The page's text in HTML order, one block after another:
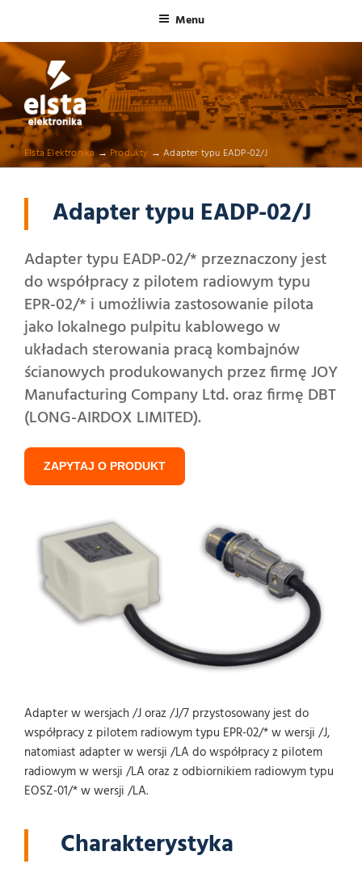
ELSTA ELEKTRONIKA
Profesjonalna elektronika przemysłowa
Menu
Elsta Elektronika→Produkty →Adapter typu EADP-02/J
Adapter typu EADP-02/J
Adapter typu EADP-02/* przeznaczony jest
do współpracy z pilotem radiowym typu
EPR-02/* i umożliwia zastosowanie pilota
jako lokalnego pulpitu kablowego w
układach sterowania pracą kombajnów
ścianowych produkowanych przez firmę JOY
Manufacturing Company Ltd. oraz firmę DBT
(LONG-AIRDOX LIMITED).
ZAPYTAJ O PRODUKT
Adapter w wersjach /J oraz /J/7 przystosowany jest do
współpracy z pilotem radiowym typu EPR-02/* w wersji /J,
natomiast adapter w wersji /LA do współpracy z pilotem
radiowym w wersji /LA oraz z odbiornikiem radiowym typu
EOSZ-01/* w wersji /LA.
Charakterystyka